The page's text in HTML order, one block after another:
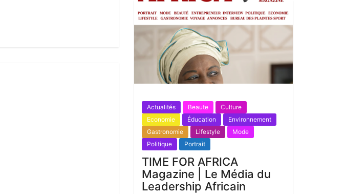
Actualités Beaute
Culture
Economie
Éducation
Environnement
Gastronomie
Lifestyle
Mode
Politique
Portrait
TIME FOR AFRICA
Magazine | Le Média du
Leadership Africain